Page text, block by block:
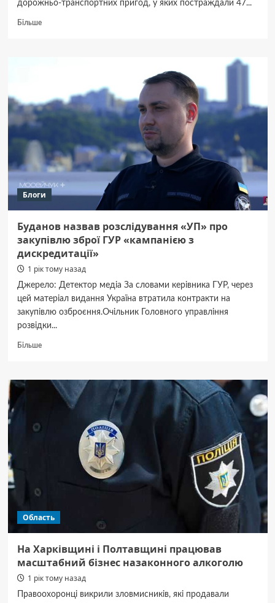
дорожньо-транспортних пригод, у яких постраждали 47...
БільшеДокладніше
місяці
дітей,
поліція
нагадує
про
дорозі
Блоги
Буданов назвав розслідування «УП» про
закупівлю зброї ГУР «кампанією з
дискредитації»
1 рік тому назад
Джерело: Детектор медіа За словами керівника ГУР, через
цей матеріал видання Україна втратила контракти на
закупівлю озброєння.Очільник Головного управління
розвідки...
БільшеДокладніше
назвав
розслідування
«кампанією
Область
На Харківщині і Полтавщині працював
масштабний бізнес назаконного алкоголю
1 рік тому назад
Правоохоронці викрили зловмисників, які продавали